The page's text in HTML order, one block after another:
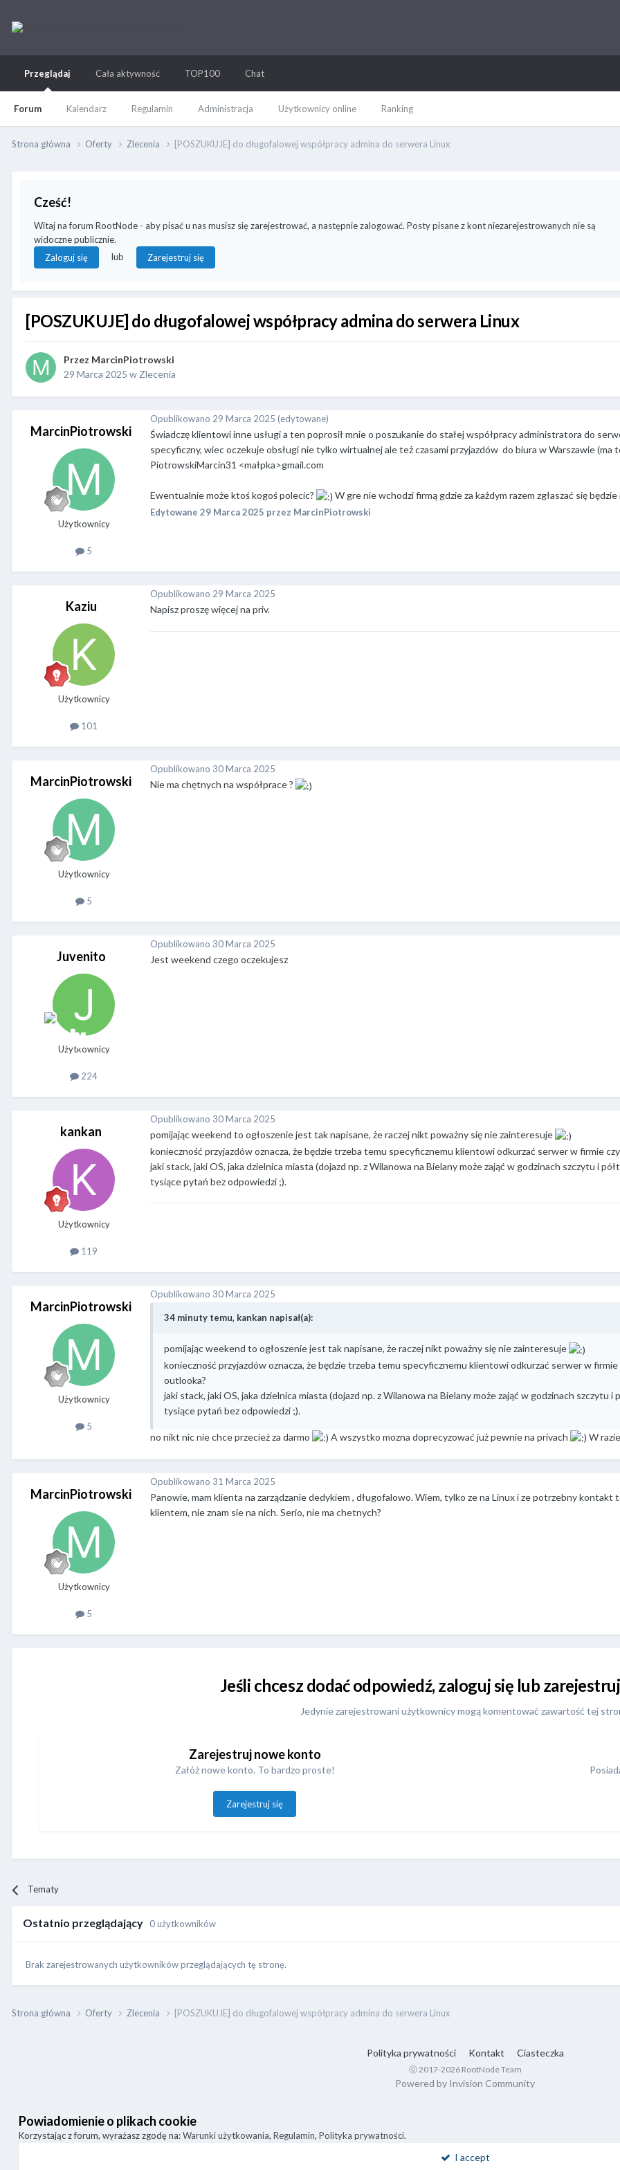
Przeglądaj
Forum Kalendarz Regulamin Administracja Użytkownicy online Ranking
Cała aktywność TOP100 Chat
Strona główna Oferty Zlecenia [POSZUKUJE] do długofalowej współpracy admina do serwera Linux
Cześć!
Witaj na forum RootNode - aby pisać u nas musisz się zarejestrować, a następnie zalogować. Posty pisane z kont niezarejestrowanych nie są
widoczne publicznie.
Zaloguj się
lub Zarejestruj się
[POSZUKUJE] do długofalowej współpracy admina do serwera Linux
Przez MarcinPiotrowski
29 Marca 2025 w Zlecenia
MarcinPiotrowski
Użytkownicy
5
Opublikowano 29 Marca 2025 (edytowane)
Świadczę klientowi inne usługi a ten poprosił mnie o poszukanie do stałej współpracy administratora do
specyficzny, wiec oczekuje obsługi nie tylko wirtualnej ale też czasami przyjazdów do biura w Warszawie (ma
PiotrowskiMarcin31 <małpka>gmail.com
Ewentualnie może ktoś kogoś polecic? W gre nie wchodzi firmą gdzie za każdym razem zgłaszać się
Edytowane 29 Marca 2025 przez MarcinPiotrowski
Kaziu
Użytkownicy
101
Opublikowano 29 Marca 2025
Napisz proszę więcej na priv.
MarcinPiotrowski
Użytkownicy
5
Opublikowano 30 Marca 2025
Nie ma chętnych na współprace ?
Juvenito
Użytkownicy
224
Opublikowano 30 Marca 2025
Jest weekend czego oczekujesz
kankan
Użytkownicy
119
Opublikowano 30 Marca 2025
pomijając weekend to ogłoszenie jest tak napisane, że raczej nikt poważny się nie zainteresuje
konieczność przyjazdów oznacza, że będzie trzeba temu specyficznemu klientowi odkurzać serwer w firmie
jaki stack, jaki OS, jaka dzielnica miasta (dojazd np. z Wilanowa na Bielany może zająć w godzinach szczytu i
tysiące pytań bez odpowiedzi ;).
MarcinPiotrowski
Użytkownicy
5
Opublikowano 30 Marca 2025
34 minuty temu, kankan napisał(a):
pomijając weekend to ogłoszenie jest tak napisane, że raczej nikt poważny się nie zainteresuje
konieczność przyjazdów oznacza, że będzie trzeba temu specyficznemu klientowi odkurzać serwer w
outlooka?
jaki stack, jaki OS, jaka dzielnica miasta (dojazd np. z Wilanowa na Bielany może zająć w godzinach szczytu
tysiące pytań bez odpowiedzi ;).
no nikt nic nie chce przecież za darmo A wszystko mozna doprecyzować już pewnie na privach W
MarcinPiotrowski
Użytkownicy
5
Opublikowano 31 Marca 2025
Panowie, mam klienta na zarządzanie dedykiem , długofalowo. Wiem, tylko ze na Linux i ze potrzebny
klientem, nie znam sie na nich. Serio, nie ma chetnych?
Jeśli chcesz dodać odpowiedź, zaloguj się lub
Jedynie zarejestrowani użytkownicy mogą komentować zawartość tej
Zarejestruj nowe konto
Załóż nowe konto. To bardzo proste!
Zarejestruj się
Tematy
Ostatnio przeglądający 0 użytkowników
Brak zarejestrowanych użytkowników przeglądających tę stronę.
Strona główna Oferty Zlecenia [POSZUKUJE] do długofalowej współpracy admina do serwera Linux
Polityka prywatności Kontakt Ciasteczka
ⓒ 2017-2026 RootNode Team
Powered by Invision Community
Powiadomienie o plikach cookie
Korzystając z forum, wyrażasz zgodę na:Warunki użytkowania, Regulamin, Polityka prywatności.
I accept